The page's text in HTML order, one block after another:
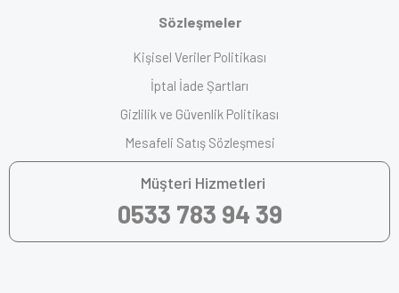
Sözleşmeler
Kişisel Veriler Politikası
İptal İade Şartları
Gizlilik ve Güvenlik Politikası
Mesafeli Satış Sözleşmesi
Müşteri Hizmetleri
0533 783 94 39